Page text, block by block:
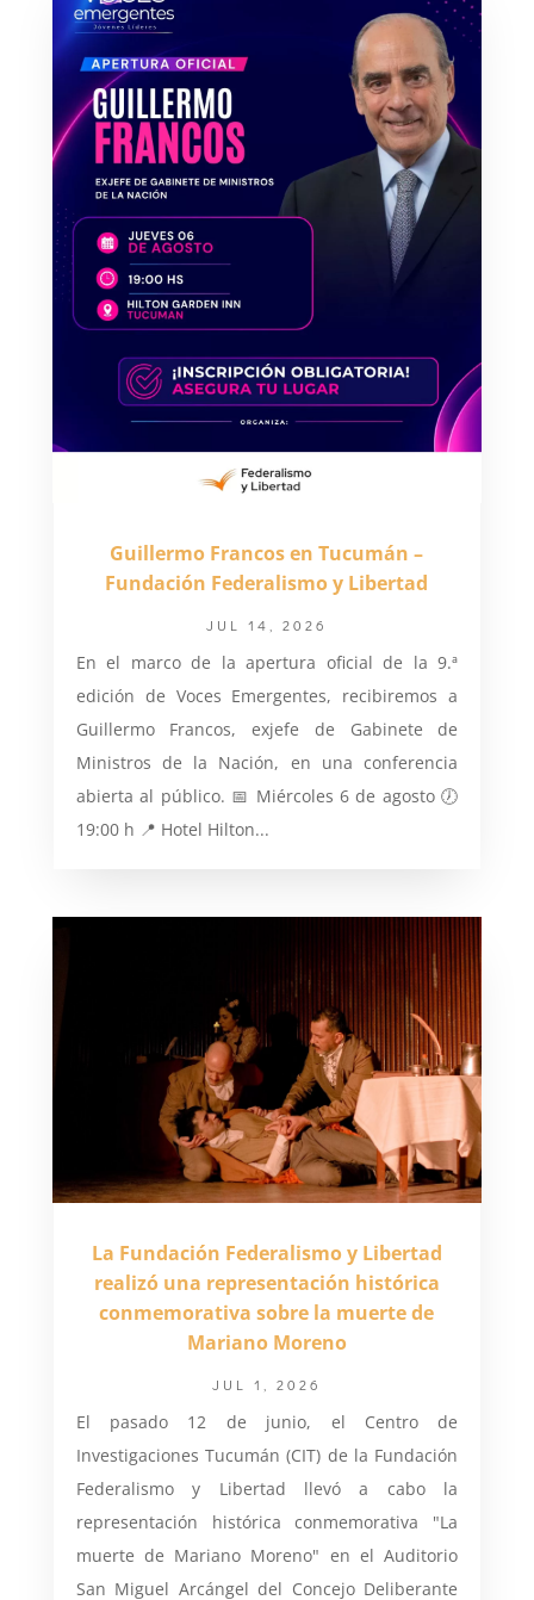
Guillermo Francos en Tucumán –
Fundación Federalismo y Libertad
JUL 14, 2026
En el marco de la apertura oficial de la 9.ª
edición de Voces Emergentes, recibiremos a
Guillermo Francos, exjefe de Gabinete de
Ministros de la Nación, en una conferencia
abierta al público. 📅 Miércoles 6 de agosto 🕖
19:00 h 📍 Hotel Hilton...
La Fundación Federalismo y Libertad
realizó una representación histórica
conmemorativa sobre la muerte de
Mariano Moreno
JUL 1, 2026
El pasado 12 de junio, el Centro de
Investigaciones Tucumán (CIT) de la Fundación
Federalismo y Libertad llevó a cabo la
representación histórica conmemorativa "La
muerte de Mariano Moreno" en el Auditorio
San Miguel Arcángel del Concejo Deliberante